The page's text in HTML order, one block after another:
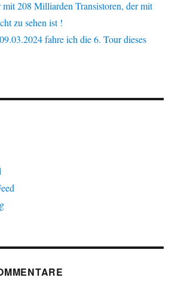
mit 208 Milliarden Transistoren, der mit
zu sehen ist !
fahre ich die 6. Tour dieses